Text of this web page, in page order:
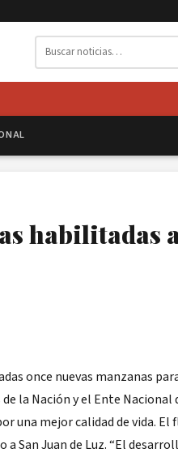
habilitadas
once nuevas manzanas
la Nación y el Ente Nacional
una mejor calidad de vida. El
San Juan de Luz. “El